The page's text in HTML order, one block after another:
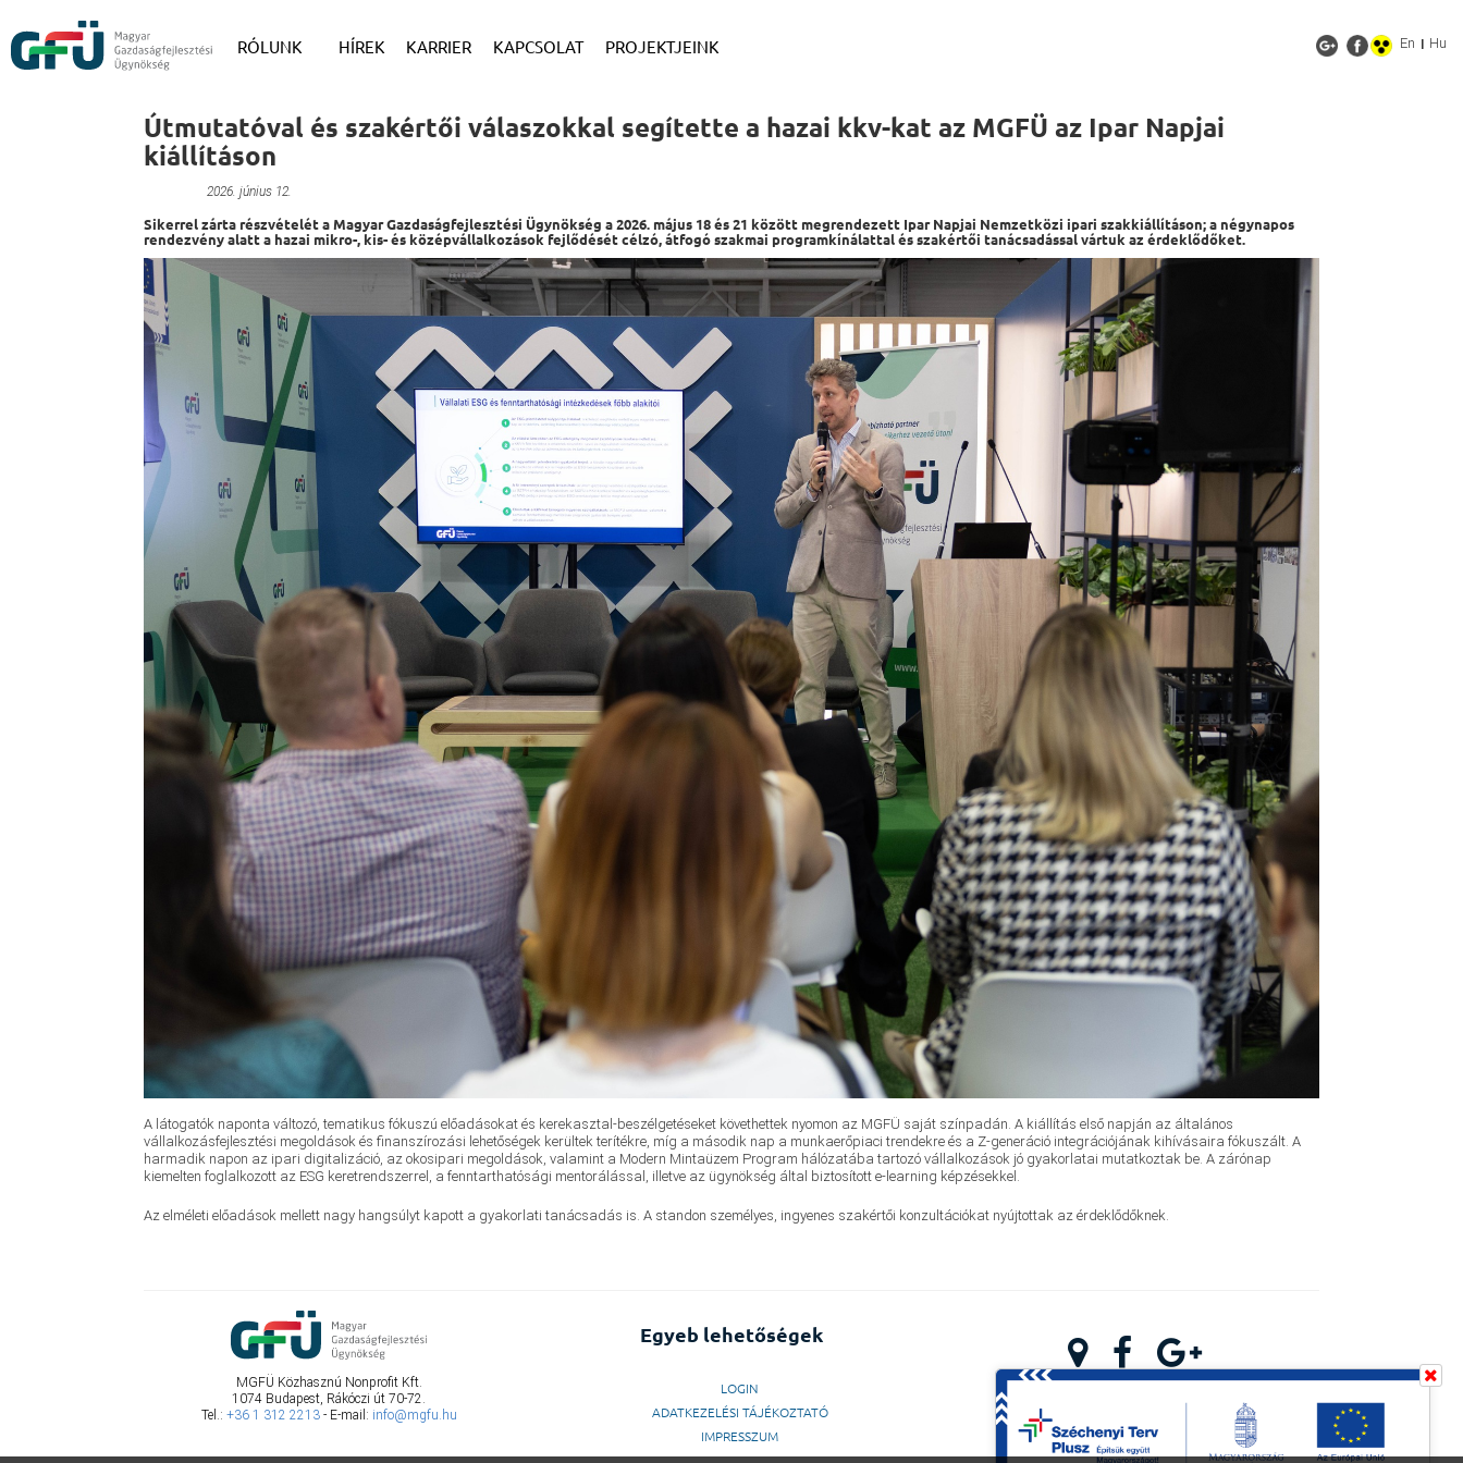
RÓLUNK HÍREK KARRIER KAPCSOLAT PROJEKTJEINK En | Hu
Útmutatóval és szakértői válaszokkal segítette a hazai kkv-kat az MGFÜ az Ipar Napjai
kiállításon
2026. június 12.
Sikerrel zárta részvételét a Magyar Gazdaságfejlesztési Ügynökség a 2026. május 18 és 21 között megrendezett Ipar Napjai Nemzetközi ipari szakkiállításon; a négynapos
rendezvény alatt a hazai mikro-, kis- és középvállalkozások fejlődését célzó, átfogó szakmai programkínálattal és szakértői tanácsadással vártuk az érdeklődőket.
A látogatók naponta változó, tematikus fókuszú előadásokat és kerekasztal-beszélgetéseket követhettek nyomon az MGFÜ saját színpadán. A kiállítás első napján az általános
vállalkozásfejlesztési megoldások és finanszírozási lehetőségek kerültek terítékre, míg a második nap a munkaerőpiaci trendekre és a Z-generáció integrációjának kihívásaira fókuszált. A
harmadik napon az ipari digitalizáció, az okosipari megoldások, valamint a Modern Mintaüzem Program hálózatába tartozó vállalkozások jó gyakorlatai mutatkoztak be. A zárónap
kiemelten foglalkozott az ESG keretrendszerrel, a fenntarthatósági mentorálással, illetve az ügynökség által biztosított e-learning képzésekkel.
Az elméleti előadások mellett nagy hangsúlyt kapott a gyakorlati tanácsadás is. A standon személyes, ingyenes szakértői konzultációkat nyújtottak az érdeklődőknek.
MGFÜ Közhasznú Nonprofit Kft.
1074 Budapest, Rákóczi út 70-72.
Tel.: +36 1 312 2213- E-mail: info@mgfu.hu
Egyeb lehetőségek
LOGIN
ADATKEZELÉSI TÁJÉKOZTATÓ
IMPRESSZUM